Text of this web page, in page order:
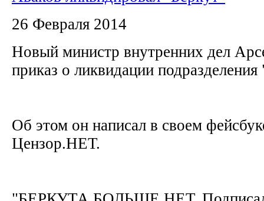
26 Февраля 2014
Новый министр внутренних дел
приказ о ликвидации
Об этом он написал в своем
Цензор.НЕТ.